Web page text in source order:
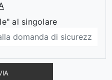
al singolare